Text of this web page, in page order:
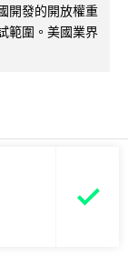
開發的開放權重
範圍。美國業界